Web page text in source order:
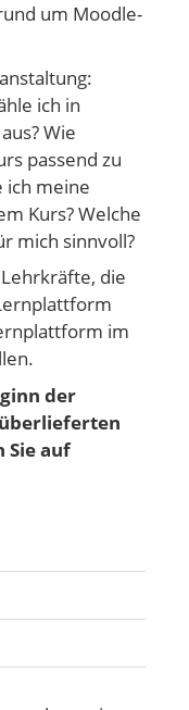
um Moodle-
ich in
Wie
passend zu
ich meine
Kurs? Welche
mich sinnvoll?
die
im
der
Sie auf